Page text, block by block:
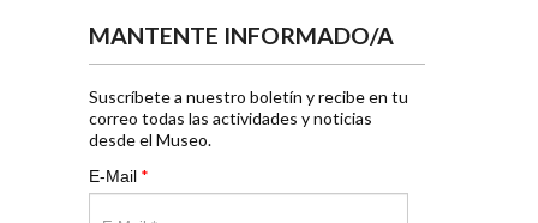
MANTENTE INFORMADO/A
Suscríbete a nuestro boletín y recibe en tu
correo todas las actividades y noticias
desde el Museo.
E-Mail *